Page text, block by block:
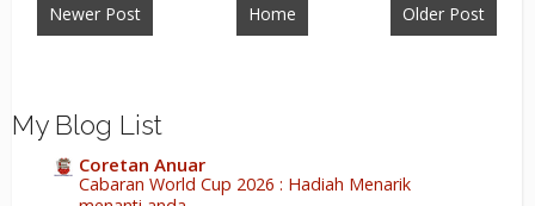
Newer Post Older Post
Home
My Blog List
Coretan Anuar
Cabaran World Cup 2026 : Hadiah Menarik